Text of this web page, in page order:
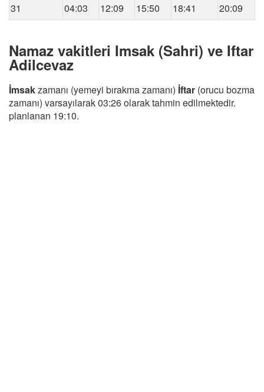
31
04:03 12:09 15:50 18:41 20:09
Namaz vakitleri Imsak (Sahri) ve Iftar
Adilcevaz
İmsakzamanı (yemeyi bırakma zamanı) İftar (orucu bozma
zamanı) varsayılarak 03:26 olarak tahmin edilmektedir.
planlanan 19:10.